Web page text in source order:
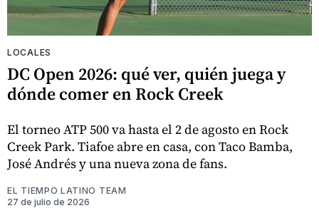
LOCALES
DC Open 2026: qué ver, quién juega y
dónde comer en Rock Creek
El torneo ATP 500 va hasta el 2 de agosto en Rock
Creek Park. Tiafoe abre en casa, con Taco Bamba,
José Andrés y una nueva zona de fans.
EL TIEMPO LATINO TEAM
27 de julio de 2026